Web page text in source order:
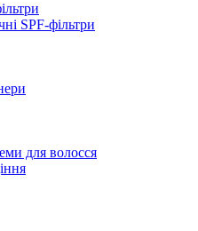
SPF-фільтри
для волосся